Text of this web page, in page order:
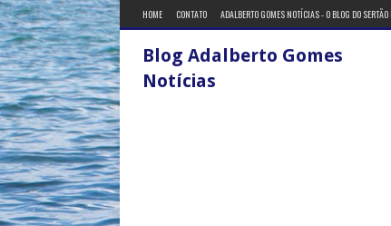
HOME CONTATO ADALBERTO GOMES NOTÍCIAS - O BLOG DO
Blog Adalberto Gomes
Notícias